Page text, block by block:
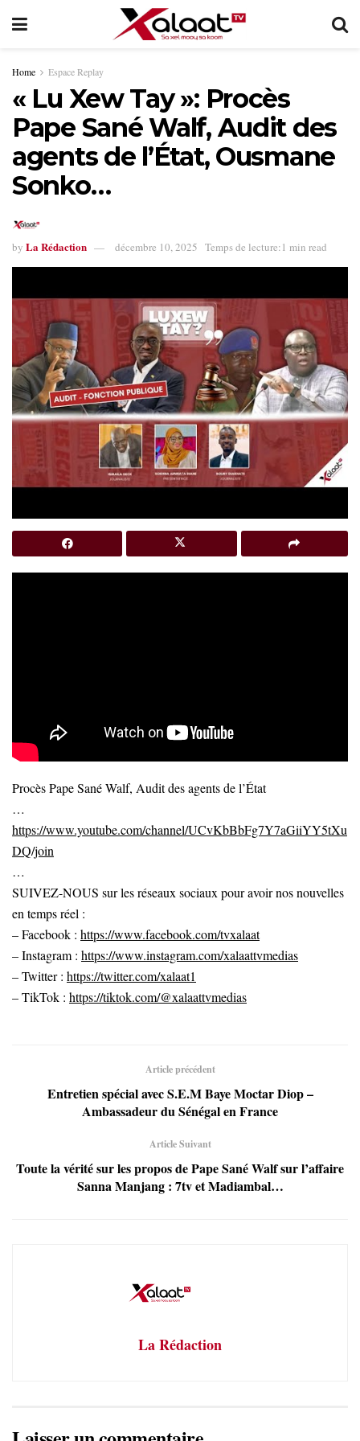
Home Espace Replay
« Lu Xew Tay »: Procès
Pape Sané Walf, Audit des
agents de l’État, Ousmane
Sonko…
by La Rédaction décembre 10, 2025 Temps de lecture:1 min read
Procès Pape Sané Walf, Audit des agents de l’État
…
https://www.youtube.com/channel/UCvKbBbFg7Y7aGiiYY5tXu
DQ/join
…
SUIVEZ-NOUS sur les réseaux sociaux pour avoir nos nouvelles
en temps réel :
– Facebook : https://www.facebook.com/tvxalaat
– Instagram : https://www.instagram.com/xalaattvmedias
– Twitter : https://twitter.com/xalaat1
– TikTok : https://tiktok.com/@xalaattvmedias
Article précédent
Entretien spécial avec S.E.M Baye Moctar Diop –
Ambassadeur du Sénégal en France
Article Suivant
Toute la vérité sur les propos de Pape Sané Walf sur l’affaire
Sanna Manjang : 7tv et Madiambal…
La Rédaction